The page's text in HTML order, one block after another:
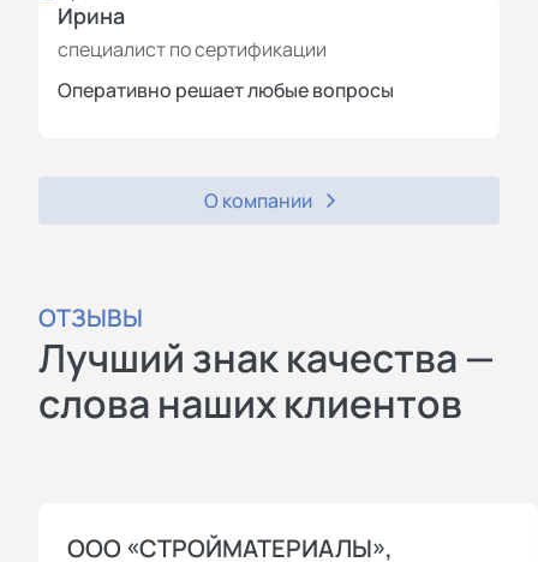
Ирина
специалист по сертификации
Оперативно решает любые вопросы
О компании
ОТЗЫВЫ
Лучший знак качества —
слова наших клиентов
ООО «СТРОЙМАТЕРИАЛЫ»,